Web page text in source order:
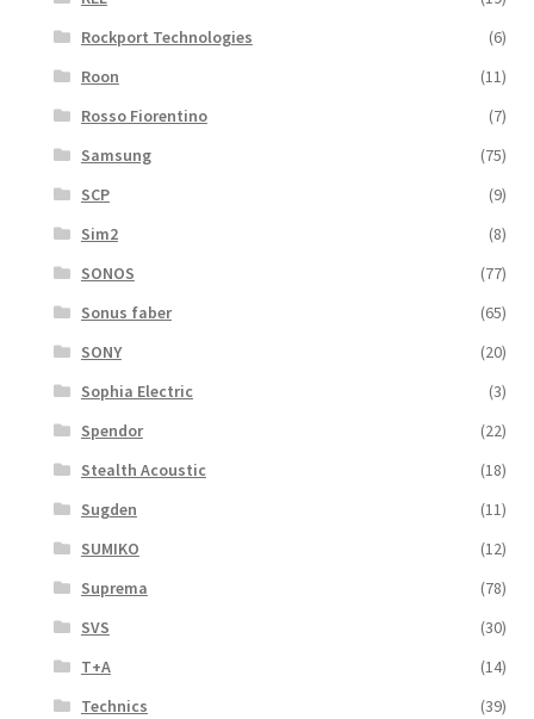
Rockport Technologies
(6)
Roon
(11)
Rosso Fiorentino
(7)
Samsung
(75)
SCP
(9)
Sim2
(8)
SONOS
(77)
Sonus faber
(65)
SONY
(20)
Sophia Electric
(3)
Spendor
(22)
Stealth Acoustic
(18)
Sugden
(11)
SUMIKO
(12)
Suprema
(78)
SVS
(30)
T+A
(14)
Technics
(39)